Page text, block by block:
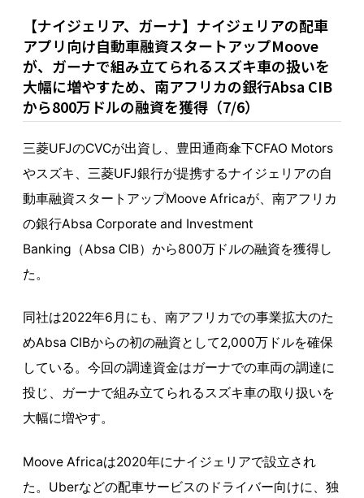
【ナイジェリア、ガーナ】ナイジェリアの配車
アプリ向け自動車融資スタートアップMoove
が、ガーナで組み立てられるスズキ車の扱いを
大幅に増やすため、南アフリカの銀行Absa CIB
から800万ドルの融資を獲得（7/6）
三菱UFJのCVCが出資し、豊田通商傘下CFAO Motors
やスズキ、三菱UFJ銀行が提携するナイジェリアの自
動車融資スタートアップMoove Africaが、南アフリカ
の銀行Absa Corporate and Investment
Banking（Absa CIB）から800万ドルの融資を獲得し
た。
同社は2022年6月にも、南アフリカでの事業拡大のた
めAbsa CIBからの初の融資として2,000万ドルを確保
している。今回の調達資金はガーナでの車両の調達に
投じ、ガーナで組み立てられるスズキ車の取り扱いを
大幅に増やす。
Moove Africaは2020年にナイジェリアで設立され
た。Uberなどの配車サービスのドライバー向けに、独